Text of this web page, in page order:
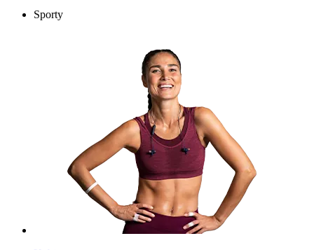
Sporty